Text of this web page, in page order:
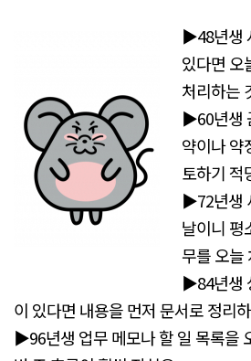
▶48년생
있다면 오
처리하는
▶60년생
약이나 약
토하기 적
▶72년생
날이니 평
무를 오늘
▶84년생
이 있다면 내용을 먼저 문서로 정리
▶96년생 업무 메모나 할 일 목록을